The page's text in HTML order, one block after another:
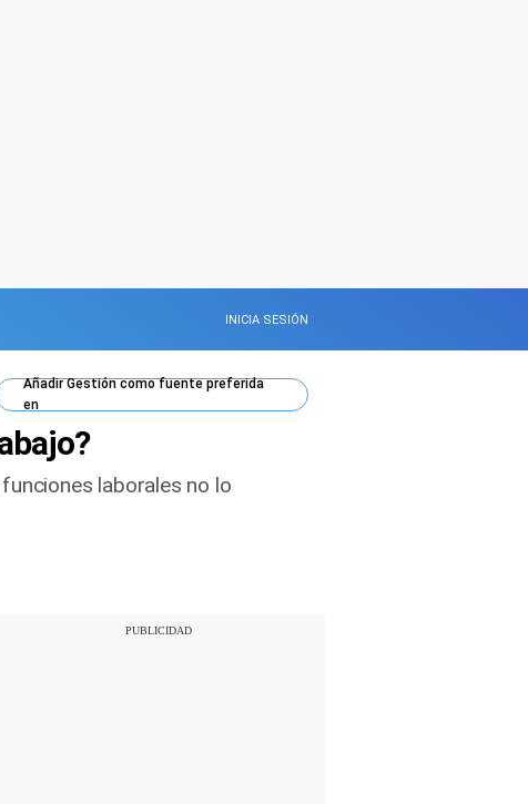
INICIA SESIÓN
AñadirGestióncomo fuente preferida
en
laborales no lo